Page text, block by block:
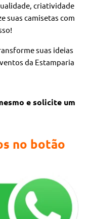
criatividade
suas camisetas com
suas ideias
da Estamparia
e solicite um
no botão